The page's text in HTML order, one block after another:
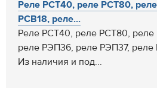
Реле РСТ40, реле РСТ80,
РСВ18, реле...
Реле РСТ40, реле РСТ80,
реле РЭП36, реле РЭП37,
Из наличия и под...